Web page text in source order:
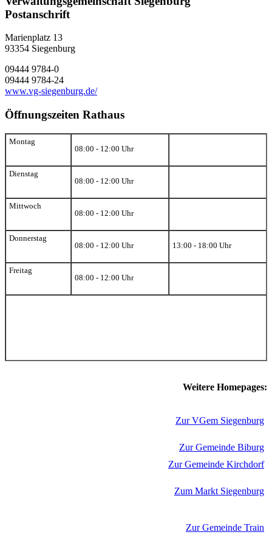
Postanschrift
Marienplatz 13
93354 Siegenburg
09444 9784-0
09444 9784-24
www.vg-siegenburg.de/
Öffnungszeiten Rathaus
Montag
08:00 - 12:00 Uhr
Dienstag
08:00 - 12:00 Uhr
Mittwoch
08:00 - 12:00 Uhr
Donnerstag
08:00 - 12:00 Uhr
13:00 - 18:00 Uhr
Freitag
08:00 - 12:00 Uhr
Weitere Homepages:
Zur VGem Siegenburg
Zur Gemeinde Biburg
Zur Gemeinde Kirchdorf
Zum Markt Siegenburg
Zur Gemeinde Train